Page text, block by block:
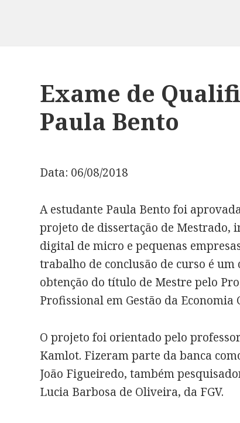
Exame de
Paula Bento
Data: 06/08/2018
A estudante Paula Bento foi
projeto de dissertação de Mestrado,
digital de micro e pequenas
trabalho de conclusão de curso é
obtenção do título de Mestre pelo
Profissional em Gestão da Economia
O projeto foi orientado pelo
Kamlot. Fizeram parte da banca
João Figueiredo, também
Lucia Barbosa de Oliveira, da FGV.